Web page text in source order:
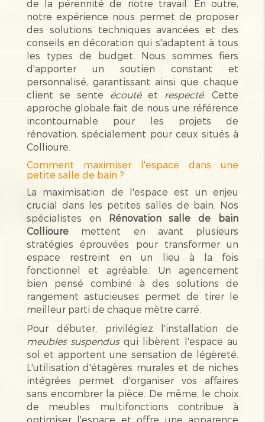
de la pérennité de notre travail. En outre,
notre expérience nous permet de proposer
des solutions techniques avancées et des
conseils en décoration qui s'adaptent à tous
les types de budget. Nous sommes fiers
d'apporter un soutien constant et
personnalisé, garantissant ainsi que chaque
client se sente écoutéet respecté. Cette
approche globale fait de nous une référence
incontournable pour les projets de
rénovation, spécialement pour ceux situés à
Collioure.
Comment maximiser l'espace dans une
petite salle de bain ?
La maximisation de l'espace est un enjeu
crucial dans les petites salles de bain. Nos
spécialistes en Rénovation salle de bain
Colliouremettent en avant plusieurs
stratégies éprouvées pour transformer un
espace restreint en un lieu à la fois
fonctionnel et agréable. Un agencement
bien pensé combiné à des solutions de
rangement astucieuses permet de tirer le
meilleur parti de chaque mètre carré.
Pour débuter, privilégiez l'installation de
meubles suspendusqui libèrent l'espace au
sol et apportent une sensation de légèreté.
L'utilisation d'étagères murales et de niches
intégrées permet d'organiser vos affaires
sans encombrer la pièce. De même, le choix
de meubles multifonctions contribue à
optimiser l'espace et offre une apparence